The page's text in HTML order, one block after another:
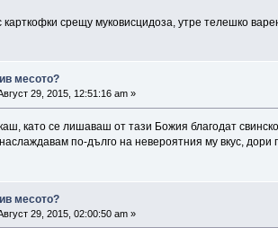
карткофки срещу муковисцидоза, утре телешко
месото?
29, 2015, 12:51:16 am »
като се лишаваш от тази Божия благодат
по-дълго на невероятния му вкус,
месото?
29, 2015, 02:00:50 am »